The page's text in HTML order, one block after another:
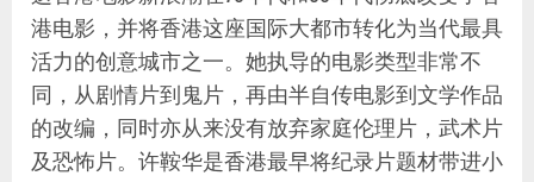
港电影，并将香港这座国际大都市转化为当代最具
活力的创意城市之一。她执导的电影类型非常不
同，从剧情片到鬼片，再由半自传电影到文学作品
的改编，同时亦从来没有放弃家庭伦理片，武术片
及恐怖片。许鞍华是香港最早将纪录片题材带进小